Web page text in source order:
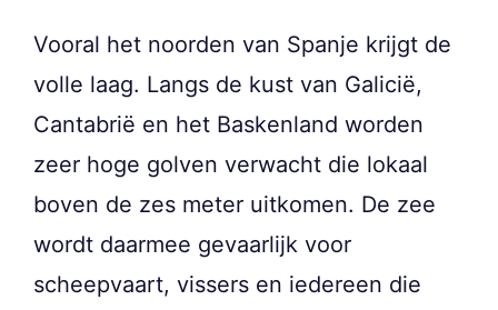
Vooral het noorden van Spanje krijgt de
volle laag. Langs de kust van Galicië,
Cantabrië en het Baskenland worden
zeer hoge golven verwacht die lokaal
boven de zes meter uitkomen. De zee
wordt daarmee gevaarlijk voor
scheepvaart, vissers en iedereen die